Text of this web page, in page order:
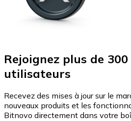
Rejoignez plus de 300
utilisateurs
Recevez des mises à jour sur le
nouveaux produits et les
Bitnovo directement dans votre